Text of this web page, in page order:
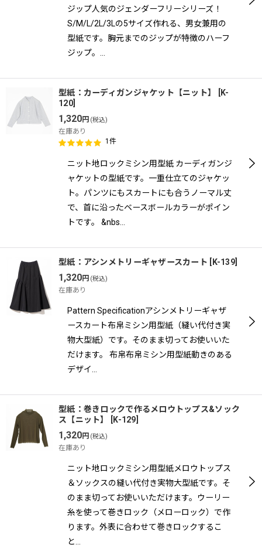
ジップ人気のジェンダーフリーシリーズ！
S/M/L/2L/3Lの5サイズ作れる、男女兼用の
型紙です。胸元までのジップが特徴のハーフ
ジップ。…
型紙：カーディガンジャケット【ニット】
K-
120]
1,320円 (税込)
在庫あり
1 件
ニット地ロックミシン用型紙 カーディガンジ
ャケットの型紙です。一重仕立てのジャケッ
ト。パンツにもスカートにも合うノーマル丈
で、首に沿ったベースボールカラーがポイン
トです。 &nbs…
型紙：アシンメトリーギャザースカート K-139
1,320円 (税込)
在庫あり
Pattern Specificationアシンメトリーギャザ
ースカート布帛ミシン用型紙（縫い代付き実
物大型紙）です。そのまま切ってお使いいた
だけます。 布帛布帛ミシン用型紙動きのある
デザイ…
型紙：巻きロックで作るメロウトップス&ソック
ス【ニット】
K-129
1,320円 (税込)
在庫あり
ニット地ロックミシン用型紙メロウトップス
＆ソックスの縫い代付き実物大型紙です。そ
のまま切ってお使いいただけます。ウーリー
糸を使って巻きロック（メローロック）で作
ります。外表に合わせて巻きロックするこ
と…